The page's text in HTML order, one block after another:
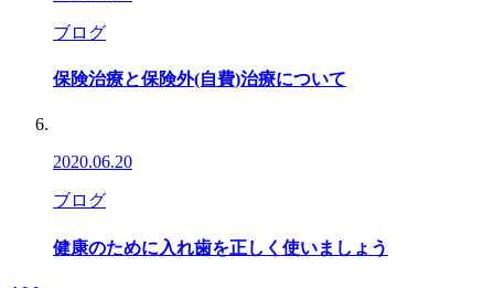
ブログ
保険治療と保険外(自費)治療について
2020.06.20
ブログ
健康のために入れ歯を正しく使いましょう